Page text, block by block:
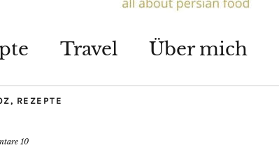
Travel Über mich
, REZEPTE
10